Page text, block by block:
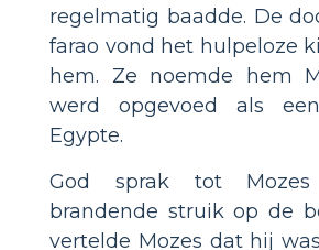
regelmatig baadde. De
farao vond het hulpeloze
hem. Ze noemde hem
werd opgevoed als
Egypte.
God sprak tot
brandende struik op de
vertelde Mozes dat hij